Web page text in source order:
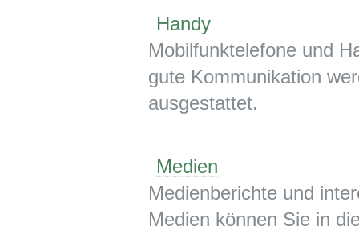
Handy
Mobilfunktelefone und
gute Kommunikation
ausgestattet.
Medien
Medienberichte und
Medien können Sie in